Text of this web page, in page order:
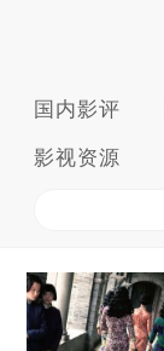
国内影评
影视资源